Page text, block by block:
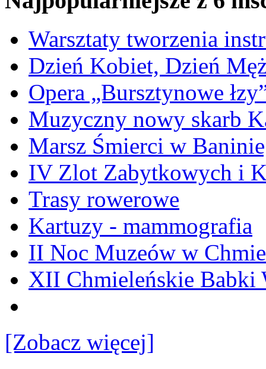
Warsztaty tworzenia
Dzień Kobiet, Dzień
Opera „Bursztynowe
Muzyczny nowy skarb
Marsz Śmierci w
IV Zlot Zabytkowych i
Trasy rowerowe
Kartuzy - mammografia
II Noc Muzeów w
XII Chmieleńskie Babki
[Zobacz więcej]